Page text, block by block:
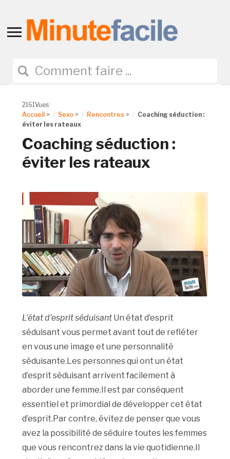
Toggle
navigation
2161Vues
Accueil > Sexo > Rencontres >
Coaching séduction :
éviter les rateaux
Coaching séduction :
éviter les rateaux
L’état d’esprit séduisantUn état d’esprit
séduisant vous permet avant tout de refléter
en vous une image et une personnalité
séduisante.Les personnes qui ont un état
d’esprit séduisant arrivent facilement à
aborder une femme.Il est par conséquent
essentiel et primordial de développer cet état
d’esprit.Par contre, évitez de penser que vous
avez la possibilité de séduire toutes les femmes
que vous rencontrez dans la vie quotidienne.Il